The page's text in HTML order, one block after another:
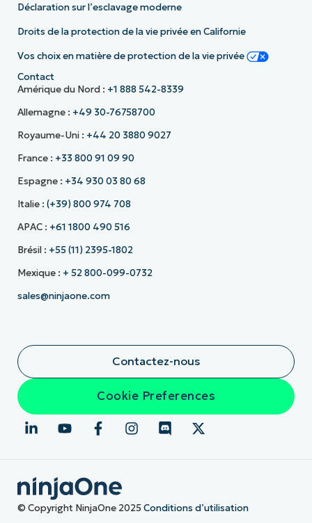
Déclaration sur l’esclavage moderne
Droits de la protection de la vie privée en Californie
Vos choix en matière de protection de la vie privée
Contact
Amérique du Nord : +1 888 542-8339
Allemagne : +49 30-76758700
Royaume-Uni : +44 20 3880 9027
France : +33 800 91 09 90
Espagne : +34 930 03 80 68
Italie : (+39) 800 974 708
APAC : +61 1800 490 516
Brésil : +55 (11) 2395-1802
Mexique : + 52 800-099-0732
sales@ninjaone.com
Contactez-nous
Cookie Preferences
© Copyright NinjaOne 2025Conditions d’utilisation